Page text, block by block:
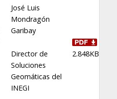
José Luis
Mondragón
Garibay
2.848KB
Director de
Soluciones
Geomáticas del
INEGI